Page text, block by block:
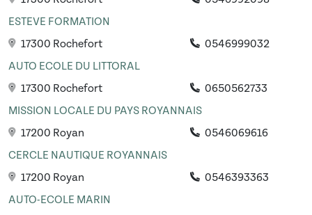
ESTEVE FORMATION
17300 Rochefort
0546999032
AUTO ECOLE DU LITTORAL
17300 Rochefort
0650562733
MISSION LOCALE DU PAYS ROYANNAIS
17200 Royan
0546069616
CERCLE NAUTIQUE ROYANNAIS
17200 Royan
0546393363
AUTO-ECOLE MARIN